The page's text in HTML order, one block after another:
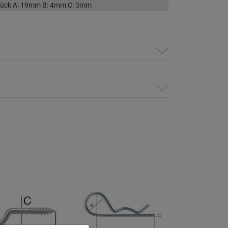
A: 19mm B: 4mm C: 3mm